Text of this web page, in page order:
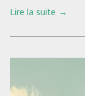
Lire la suite